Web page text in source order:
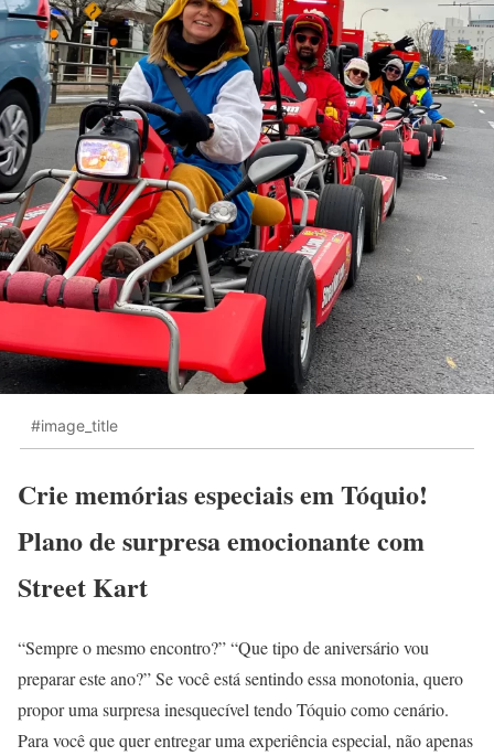
#image_title
Crie memórias especiais em Tóquio!
Plano de surpresa emocionante com
Street Kart
“Sempre o mesmo encontro?” “Que tipo de aniversário vou
preparar este ano?” Se você está sentindo essa monotonia, quero
propor uma surpresa inesquecível tendo Tóquio como cenário.
Para você que quer entregar uma experiência especial, não apenas